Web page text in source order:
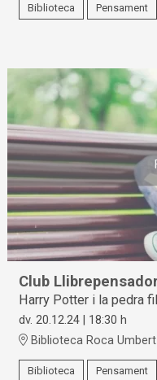
Biblioteca Pensament
Club
Harry Potter i la pedra
dv. 20.12.24 | 18:30 h
Biblioteca Roca Umbert
Biblioteca Pensament